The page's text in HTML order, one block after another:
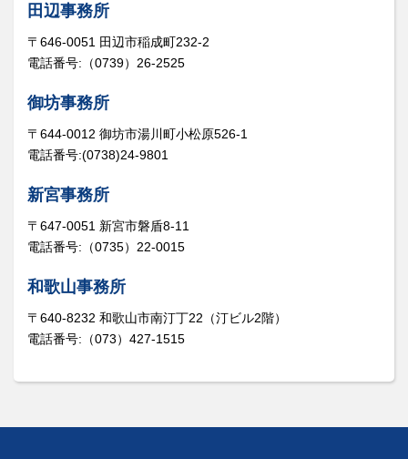
田辺事務所
〒646-0051 田辺市稲成町232-2
電話番号:（0739）26-2525
御坊事務所
〒644-0012 御坊市湯川町小松原526-1
電話番号:(0738)24-9801
新宮事務所
〒647-0051 新宮市磐盾8-11
電話番号:（0735）22-0015
和歌山事務所
〒640-8232 和歌山市南汀丁22（汀ビル2階）
電話番号:（073）427-1515